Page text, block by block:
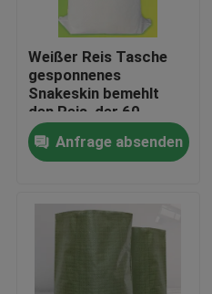
Weißer Reis Tasche
gesponnenes
Snakeskin bemehlt
den Reis, der 60
Kilogramm
Ladenverpackt
Anfrage absenden